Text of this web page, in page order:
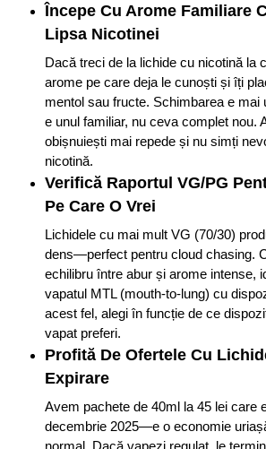
Începe Cu Arome Familiare
Lipsa Nicotinei
Dacă treci de la lichide cu nicotină la
arome pe care deja le cunoști și îți
mentol sau fructe. Schimbarea e mai
e unul familiar, nu ceva complet nou.
obișnuiești mai repede și nu simți
nicotină.
Verifică Raportul VG/PG
Pe Care O Vrei
Lichidele cu mai mult VG (70/30)
dens—perfect pentru cloud chasing.
echilibru între abur și arome intense,
vapatul MTL (mouth-to-lung) cu
acest fel, alegi în funcție de ce
vapat preferi.
Profită De Ofertele Cu
Expirare
Avem pachete de 40ml la 45 lei care
decembrie 2025—e o economie
normal. Dacă vapezi regulat, le